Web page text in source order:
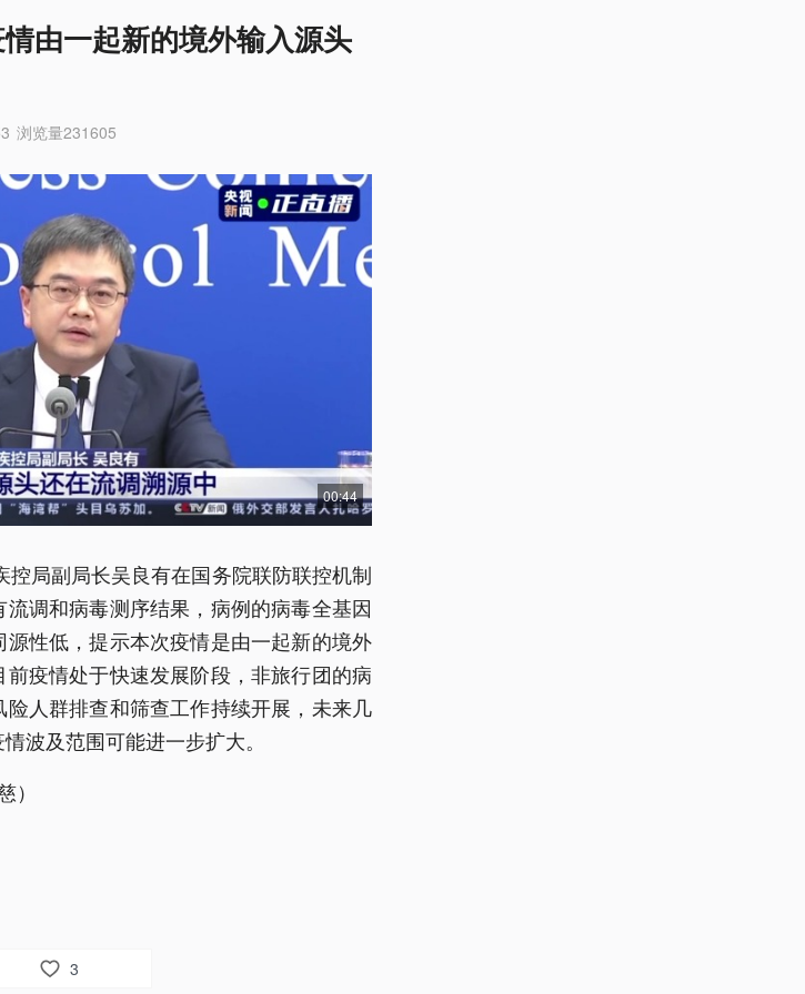
由一起新的境外输入源头
浏览量231605
00:44
局副局长吴良有在国务院联防联控机制
调和病毒测序结果，病例的病毒全基因
性低，提示本次疫情是由一起新的境外
疫情处于快速发展阶段，非旅行团的病
人群排查和筛查工作持续开展，未来几
波及范围可能进一步扩大。
）
3